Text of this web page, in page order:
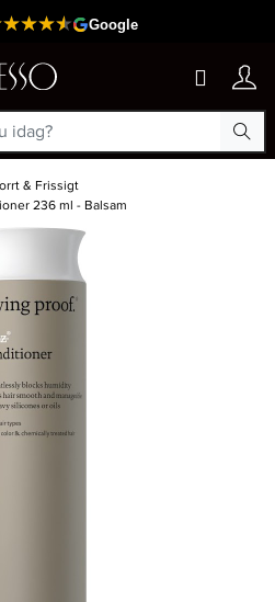
& Frissigt
236 ml - Balsam
varukorg